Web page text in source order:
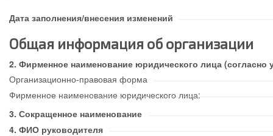
Дата заполнения/внесения изменений
Общая информация об организации
Фирменное наименование юридического лица (согласно
Организационно-правовая форма
Фирменное наименование юридического лица:
Сокращенное наименование
ФИО руководителя